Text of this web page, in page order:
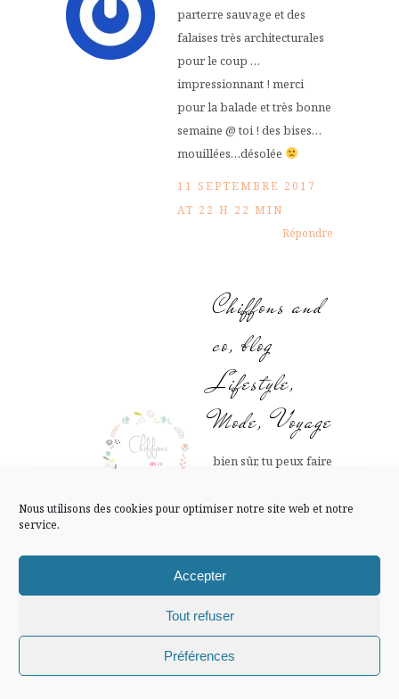
Nous utilisons des cookies pour optimiser notre site web et notre
service.
Accepter
Tout refuser
Préférences
parterre sauvage et des
falaises très architecturales
pour le coup …
impressionnant ! merci
pour la balade et très bonne
semaine @ toi ! des bises…
mouillées…désolée
11 SEPTEMBRE 2017
AT 22 H 22 MIN
Répondre
Chiffons and
co, blog
Lifestyle,
Mode, Voyage
bien sûr, tu peux faire
tout! Merci à toi !
MIN
Koalisa
FLUX INSTA
Suivre sur Instagram
Mentions légales Confidentialité